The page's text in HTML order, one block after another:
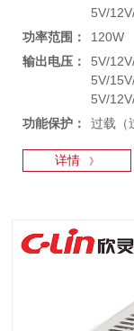
5V/
功率范围：
120W
输出电压：
5V/
5V/
5V/
功能保护：
过载（
详情 》